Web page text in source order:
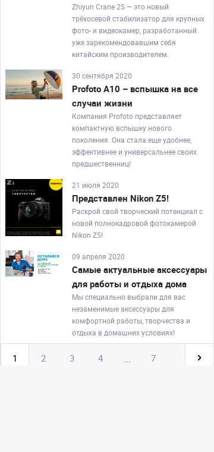
Zhiyun Crane 2S — это новый
трёхосевой стабилизатор для крупных
фото- и видеокамер, разработанный
уже зарекомендовавшим себя
китайским производителем.
30 сентября 2020
Profoto A10 – вспышка на все
случаи жизни
Компания Profoto представляет
компактную вспышку нового
поколения. Она стала еще удобнее,
эффективнее и универсальнее своих
предшественниц!
21 июля 2020
Представлен Nikon Z5!
Раскрой свой творческий потенциал с
новой полнокадровой фотокамерой
Nikon Z5!
09 апреля 2020
Самые актуальные аксессуары
для работы и отдыха дома
Мы специально выбрали для вас
незаменимые аксессуары для
комфортной работы, творчества и
отдыха в домашних условиях!
1 2 3 4 ... 7